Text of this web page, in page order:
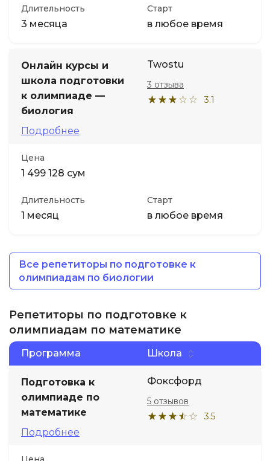
Длительность
3 месяца
Старт
в любое время
Онлайн курсы и
школа подготовки
к олимпиаде —
биология
Подробнее
Twostu
3.1
3 отзыва
Цена
1 499 128 сум
Длительность
1 месяц
Старт
в любое время
Все репетиторы по подготовке к
олимпиадам по биологии
Репетиторы по подготовке к
олимпиадам по математике
Программа Школа
Подготовка к
олимпиаде по
математике
Подробнее
Фоксфорд
3.5
5 отзывов